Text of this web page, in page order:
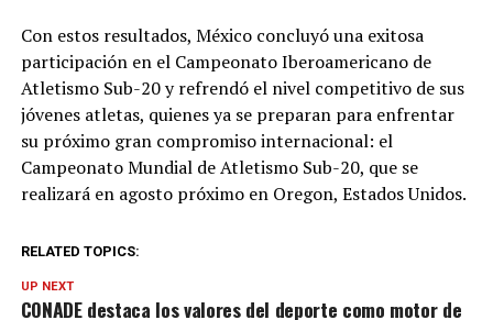
Con estos resultados, México concluyó una exitosa
participación en el Campeonato Iberoamericano de
Atletismo Sub-20 y refrendó el nivel competitivo de sus
jóvenes atletas, quienes ya se preparan para enfrentar
su próximo gran compromiso internacional: el
Campeonato Mundial de Atletismo Sub-20, que se
realizará en agosto próximo en Oregon, Estados Unidos.
RELATED TOPICS:
UP NEXT
CONADE destaca los valores del deporte como motor de